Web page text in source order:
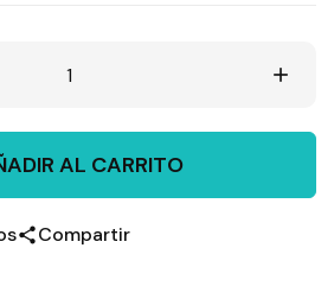
add
AL CARRITO
shareCompartir